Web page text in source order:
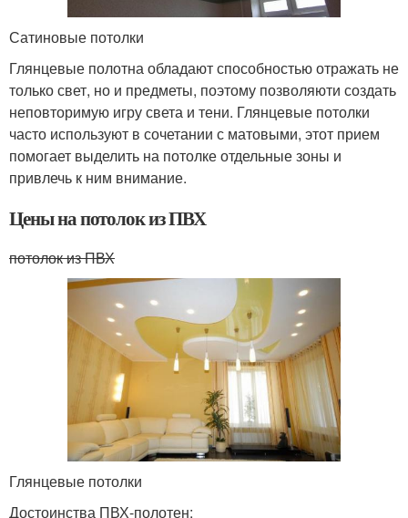
Сатиновые потолки
Глянцевые полотна обладают способностью отражать не
только свет, но и предметы, поэтому позволяюти создать
неповторимую игру света и тени. Глянцевые потолки
часто используют в сочетании с матовыми, этот прием
помогает выделить на потолке отдельные зоны и
привлечь к ним внимание.
Цены на потолок из ПВХ
потолок из ПВХ
Глянцевые потолки
Достоинства ПВХ-полотен: